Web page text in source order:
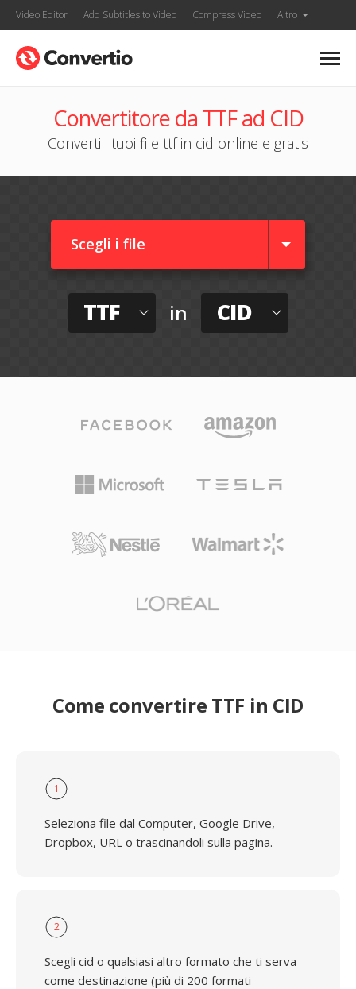
Video Editor Add Subtitles to Video Compress Video Altro
Convertitore da TTF ad CID
Converti i tuoi file ttf in cid online e gratis
Scegli i file
TTF in CID
Come convertire TTF in CID
1
Seleziona file dal Computer, Google Drive,
Dropbox, URL o trascinandoli sulla pagina.
2
Scegli cid o qualsiasi altro formato che ti serva
come destinazione (più di 200 formati